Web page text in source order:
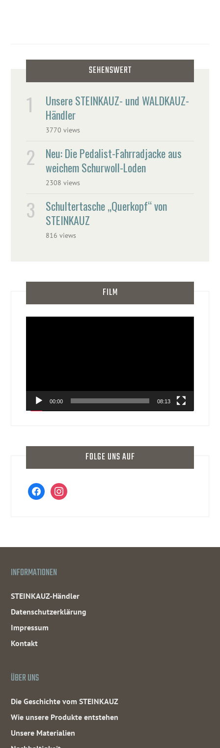
SEHENSWERT
Unsere STEINKAUZ- und WALDKAUZ-
Händler
3770 views
Neu: Die Pedalist-Fahrradjacke aus
weichem Schurwoll-Loden
2308 views
Schultertasche „Querkopf“ von
STEINKAUZ
816 views
FILM
00:00 08:13
FOLGE UNS AUF
facebookinstagram
INFORMATIONEN
STEINKAUZ-Händler
Datenschutzerklärung
Impressum
Kontakt
ÜBER UNS
Die Geschichte vom STEINKAUZ
Wie unsere Produkte entstehen
Unsere Materialien